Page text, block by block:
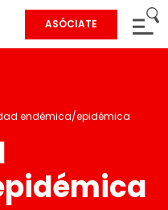
ASÓCIATE
endémica/epidémica